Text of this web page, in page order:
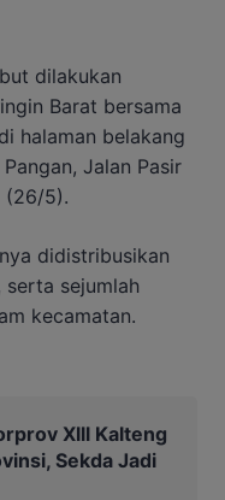
dilakukan
Barat bersama
halaman belakang
Jalan Pasir
(26/5).
didistribusikan
sejumlah
kecamatan.
Xlll Kalteng
Sekda Jadi